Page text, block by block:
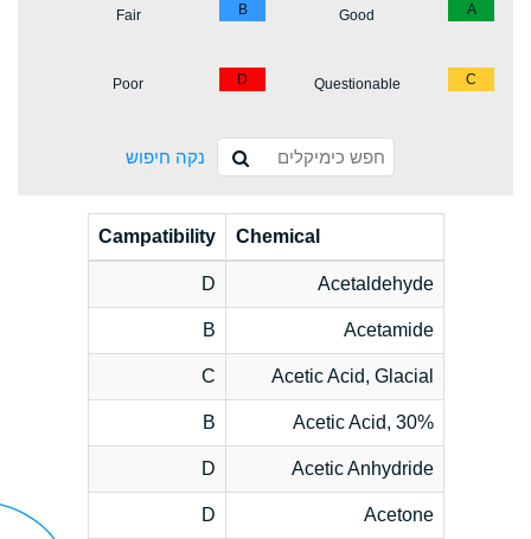
A
Good
B
Fair
C
Questionable
D
Poor
נקה חיפוש
Chemical
Campatibility
Acetaldehyde
D
Acetamide
B
Acetic Acid, Glacial
C
Acetic Acid, 30%
B
Acetic Anhydride
D
Acetone
D